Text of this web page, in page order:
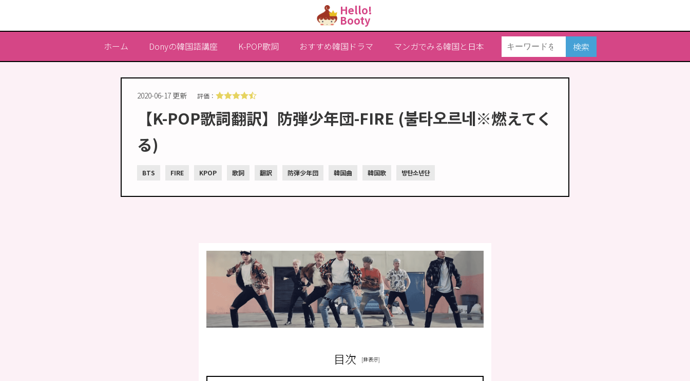
検索
ホーム Donyの韓国語講座 K-POP歌詞 おすすめ韓国ドラマ マンガでみる韓国と日本
Hello!
Booty
2020-06-17 更新 評価：
【K-POP歌詞翻訳】防弾少年団-FIRE (불타오르네※燃えてく
る)
BTS FIRE KPOP 歌詞 翻訳 防弾少年団 韓国曲 韓国歌 방탄소년단
目次